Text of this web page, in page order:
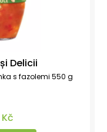
Delicii
s fazolemi 550 g